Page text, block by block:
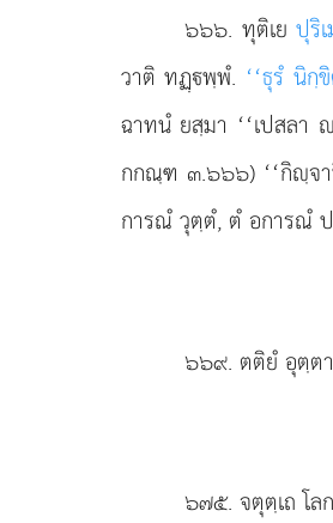
๖๖๖. ทุติเย ปุริ
วาติ ทฏฺพฺพํ. ‘‘ธุรํ นิกฺ
ฉาทนํ ยสฺมา ‘‘เปสลา
กกณฺฑ ๓.๖๖๖) ‘‘กิฺจา
การณํ วุตฺตํ, ตํ อการณํ
๖๖๙. ตติยํ อุตฺต
๖๗๕. จตุตฺเถโ